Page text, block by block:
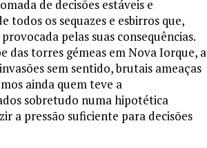
de decisões estáveis e
todos os sequazes e esbirros que,
pelas suas consequências.
das torres gémeas em Nova Iorque, a
sem sentido, brutais ameaças
ainda quem teve a
sobretudo numa hipotética
a pressão suficiente para decisões